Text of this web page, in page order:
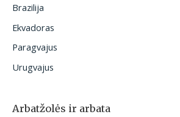
Brazilija
Ekvadoras
Paragvajus
Urugvajus
Arbatžolės ir arbata